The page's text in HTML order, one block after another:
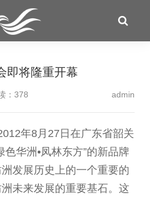
即将隆重开幕
：378 admin
年8月27日在广东省韶关
色华洲•凤林东方”的新品牌
发展历史上的一个重要的
未来发展的重要基石。这